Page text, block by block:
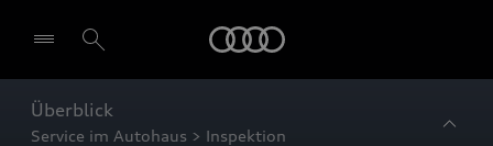
Überblick
Service im Autohaus > Inspektion